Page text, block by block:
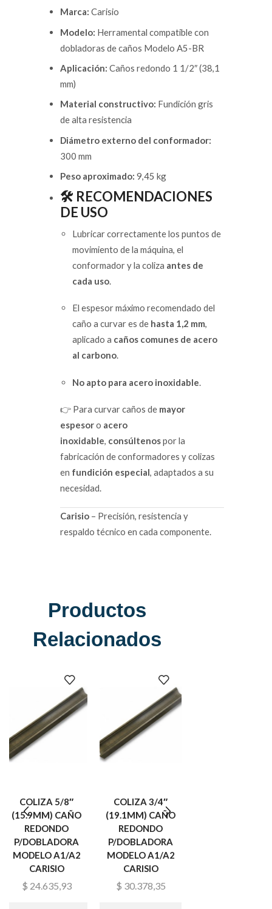
Marca: Carisio
Modelo: Herramental compatible con
dobladoras de caños Modelo A5-BR
Aplicación: Caños redondo 1 1/2″ (38,1
mm)
Material constructivo: Fundición gris
de alta resistencia
Diámetro externo del conformador:
300 mm
Peso aproximado: 9,45 kg
🛠️ RECOMENDACIONES
DE USO
Lubricar correctamente los puntos de
movimiento de la máquina, el
conformador y la coliza antes de
cada uso.
El espesor máximo recomendado del
caño a curvar es de hasta 1,2 mm,
aplicado a caños comunes de acero
al carbono.
No apto para acero inoxidable.
👉 Para curvar caños de mayor
espesoro acero
inoxidable, consúltenospor la
fabricación de conformadores y colizas
en fundición especial, adaptados a su
necesidad.
Carisio – Precisión, resistencia y
respaldo técnico en cada componente.
Productos
Relacionados
COLIZA 3/4″
(19.1MM) CAÑO
REDONDO
P/DOBLADORA
MODELO A1/A2
CARISIO
$30.378,35
CONFORMADOR
1/2″ (12.7MM)
CAÑO REDONDO
P/DOBLADORA
MODELO A1/A2
CARISIO
$53.215,55